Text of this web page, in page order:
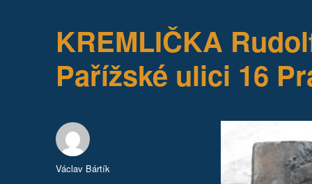
KREMLIČKA
Pařížské ulici 16
Autor:
Václav Bártík